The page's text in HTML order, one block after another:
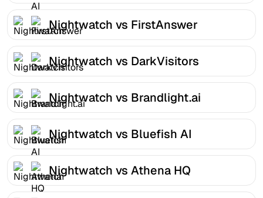
Nightwatch vs FirstAnswer
Nightwatch vs DarkVisitors
Nightwatch vs Brandlight.ai
Nightwatch vs Bluefish AI
Nightwatch vs Athena HQ